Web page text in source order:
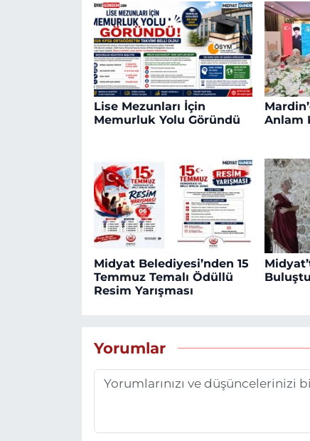
Lise Mezunları İçin
Memurluk Yolu Göründü
Anlam
Midyat Belediyesi’nden 15
Temmuz Temalı Ödüllü
Resim Yarışması
Buluştu
Yorumlar